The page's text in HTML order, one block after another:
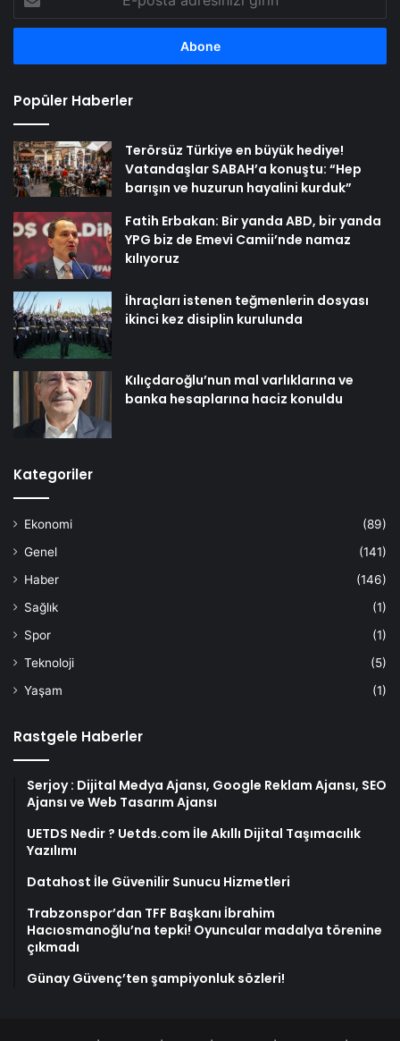
posta
adresinizi
Popüler Haberler
Terörsüz Türkiye en büyük hediye!
Vatandaşlar SABAH’a konuştu: “Hep
barışın ve huzurun hayalini kurduk”
Fatih Erbakan: Bir yanda ABD, bir yanda
YPG biz de Emevi Camii’nde namaz
kılıyoruz
İhraçları istenen teğmenlerin dosyası
ikinci kez disiplin kurulunda
Kılıçdaroğlu’nun mal varlıklarına ve
banka hesaplarına haciz konuldu
Kategoriler
Ekonomi
(89)
Genel
(141)
Haber
(146)
Sağlık
(1)
Spor
(1)
Teknoloji
(5)
Yaşam
(1)
Rastgele Haberler
Serjoy : Dijital Medya Ajansı, Google Reklam Ajansı, SEO
Ajansı ve Web Tasarım Ajansı
UETDS Nedir ? Uetds.com İle Akıllı Dijital Taşımacılık
Yazılımı
Datahost İle Güvenilir Sunucu Hizmetleri
Trabzonspor’dan TFF Başkanı İbrahim
Hacıosmanoğlu’na tepki! Oyuncular madalya törenine
çıkmadı
Günay Güvenç’ten şampiyonluk sözleri!